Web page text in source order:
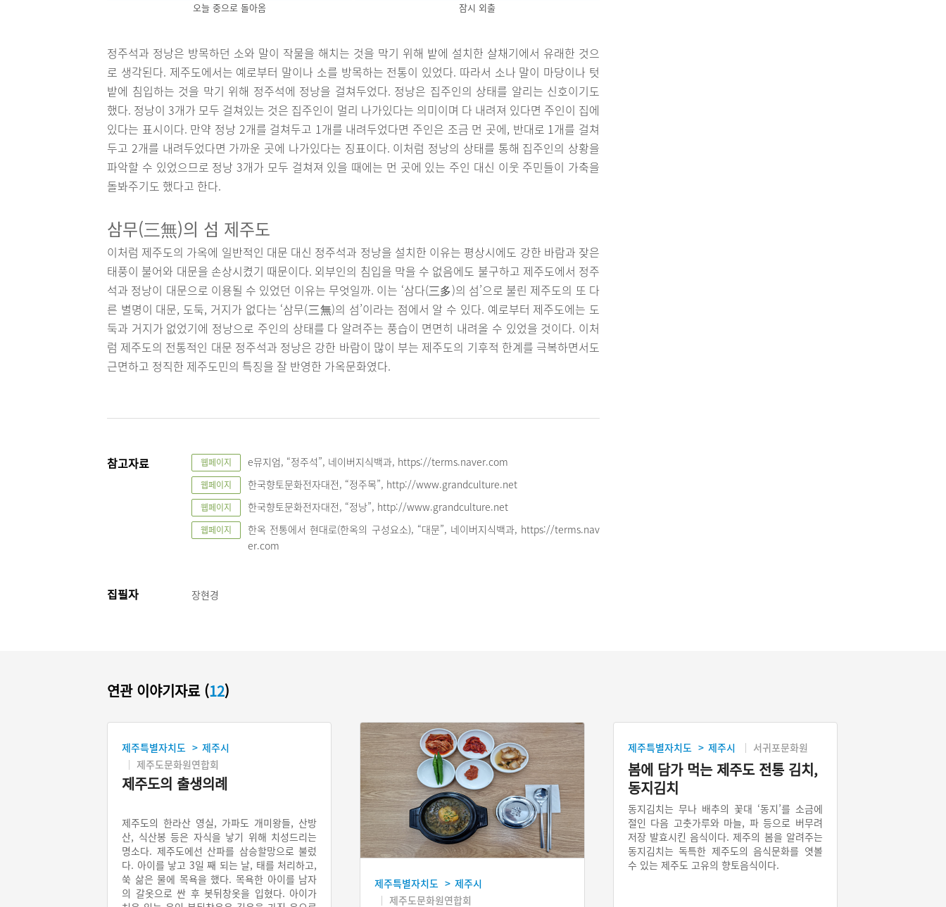
오늘 중으로 돌아옴 잠시 외출
정주석과 정낭은 방목하던 소와 말이 작물을 해치는 것을 막기 위해 밭에 설치한 살채기에서 유래한 것으
로 생각된다. 제주도에서는 예로부터 말이나 소를 방목하는 전통이 있었다. 따라서 소나 말이 마당이나 텃
밭에 침입하는 것을 막기 위해 정주석에 정낭을 걸쳐두었다. 정낭은 집주인의 상태를 알리는 신호이기도
했다. 정낭이 3개가 모두 걸쳐있는 것은 집주인이 멀리 나가있다는 의미이며 다 내려져 있다면 주인이 집에
있다는 표시이다. 만약 정낭 2개를 걸쳐두고 1개를 내려두었다면 주인은 조금 먼 곳에, 반대로 1개를 걸쳐
두고 2개를 내려두었다면 가까운 곳에 나가있다는 징표이다. 이처럼 정낭의 상태를 통해 집주인의 상황을
파악할 수 있었으므로 정낭 3개가 모두 걸쳐져 있을 때에는 먼 곳에 있는 주인 대신 이웃 주민들이 가축을
돌봐주기도 했다고 한다.
삼무(三無)의 섬 제주도
이처럼 제주도의 가옥에 일반적인 대문 대신 정주석과 정낭을 설치한 이유는 평상시에도 강한 바람과 잦은
태풍이 불어와 대문을 손상시켰기 때문이다. 외부인의 침입을 막을 수 없음에도 불구하고 제주도에서 정주
석과 정낭이 대문으로 이용될 수 있었던 이유는 무엇일까. 이는 ‘삼다(三多)의 섬’으로 불린 제주도의 또 다
른 별명이 대문, 도둑, 거지가 없다는 ‘삼무(三無)의 섬’이라는 점에서 알 수 있다. 예로부터 제주도에는 도
둑과 거지가 없었기에 정낭으로 주인의 상태를 다 알려주는 풍습이 면면히 내려올 수 있었을 것이다. 이처
럼 제주도의 전통적인 대문 정주석과 정낭은 강한 바람이 많이 부는 제주도의 기후적 한계를 극복하면서도
근면하고 정직한 제주도민의 특징을 잘 반영한 가옥문화였다.
참고자료 웹페이지 e뮤지엄, “정주석”, 네이버지식백과, https://terms.naver.com
웹페이지 한국향토문화전자대전, “정주목”, http://www.grandculture.net
웹페이지 한국향토문화전자대전, “정낭”, http://www.grandculture.net
웹페이지
한옥 전통에서 현대로(한옥의 구성요소), “대문”, 네이버지식백과, https://terms.nav
er.com
집필자 장현경
연관 이야기자료 (12)
제주특별자치도 > 제주시
제주도문화원연합회
제주도의 출생의례
제주도의 한라산 영실, 가파도 개미왕들, 산방
산, 식산봉 등은 자식을 낳기 위해 치성드리는
명소다. 제주도에선 산파를 삼승할망으로 불렀
다. 아이를 낳고 3일 째 되는 날, 태를 처리하고,
쑥 삶은 물에 목욕을 했다. 목욕한 아이를 남자
의 갈옷으로 싼 후 봇뒤창옷을 입혔다. 아이가
제주특별자치도 > 제주시
제주도문화원연합회
제주특별자치도 > 제주시 서귀포문화원
봄에 담가 먹는 제주도 전통 김치,
동지김치
동지김치는 무나 배추의 꽃대 ‘동지’를 소금에
절인 다음 고춧가루와 마늘, 파 등으로 버무려
저장 발효시킨 음식이다. 제주의 봄을 알려주는
동지김치는 독특한 제주도의 음식문화를 엿볼
수 있는 제주도 고유의 향토음식이다.